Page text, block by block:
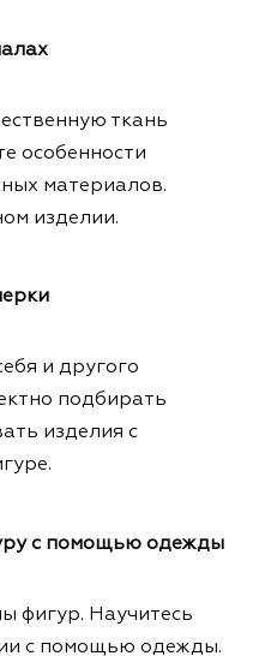
ткань
особенности
материалов.
изделии.
и другого
подбирать
изделия с
с помощью одежды
фигур. Научитесь
с помощью одежды.